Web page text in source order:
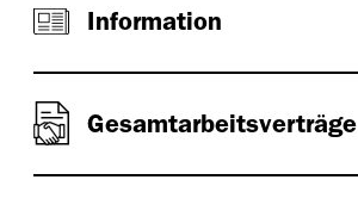
Information
Gesamtarbeitsverträge